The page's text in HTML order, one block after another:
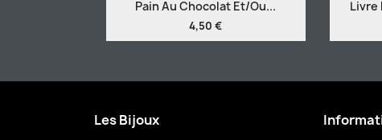
Pain Au Chocolat Et/ou...
4,50 €
Livre
Les Bijoux